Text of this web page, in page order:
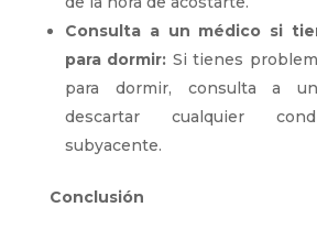
Consulta a un médico si
para dormir: Si tienes
para dormir, consulta a
descartar cualquier
subyacente.
Conclusión